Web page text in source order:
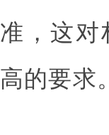
准，这对
高的要求。